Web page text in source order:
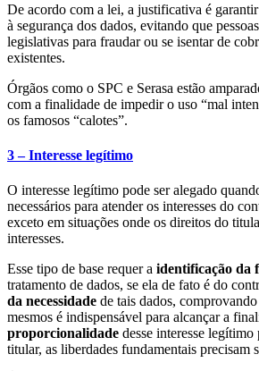
De acordo com a lei, a justificativa é
à segurança dos dados, evitando que
legislativas para fraudar ou se isentar de
existentes.
Órgãos como o SPC e Serasa estão
com a finalidade de impedir o uso “mal
os famosos “calotes”.
3 – Interesse legítimo
O interesse legítimo pode ser alegado
necessários para atender os interesses do
exceto em situações onde os direitos do
interesses.
Esse tipo de base requer a identificação da
tratamento de dados, se ela de fato é do
da necessidade de tais dados,
mesmos é indispensável para alcançar a
proporcionalidade desse interesse
titular, as liberdades fundamentais precisam